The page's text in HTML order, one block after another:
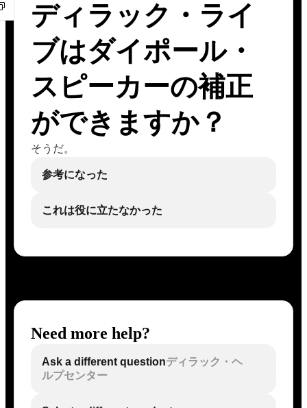
ディラック・ライ
ブはダイポール・
スピーカーの補正
ができますか？
そうだ。
参考になった
これは役に立たなかった
Need more help?
Ask a different questionディラック・ヘ
ルプセンター